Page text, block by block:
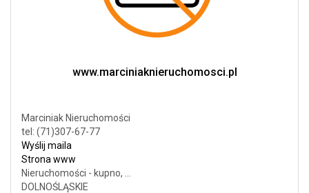
www.marciniaknieruchomosci.pl
Marciniak Nieruchomości
tel: (71)307-67-77
Wyślij maila
Strona www
Nieruchomości - kupno, ...
DOLNOŚLĄSKIE